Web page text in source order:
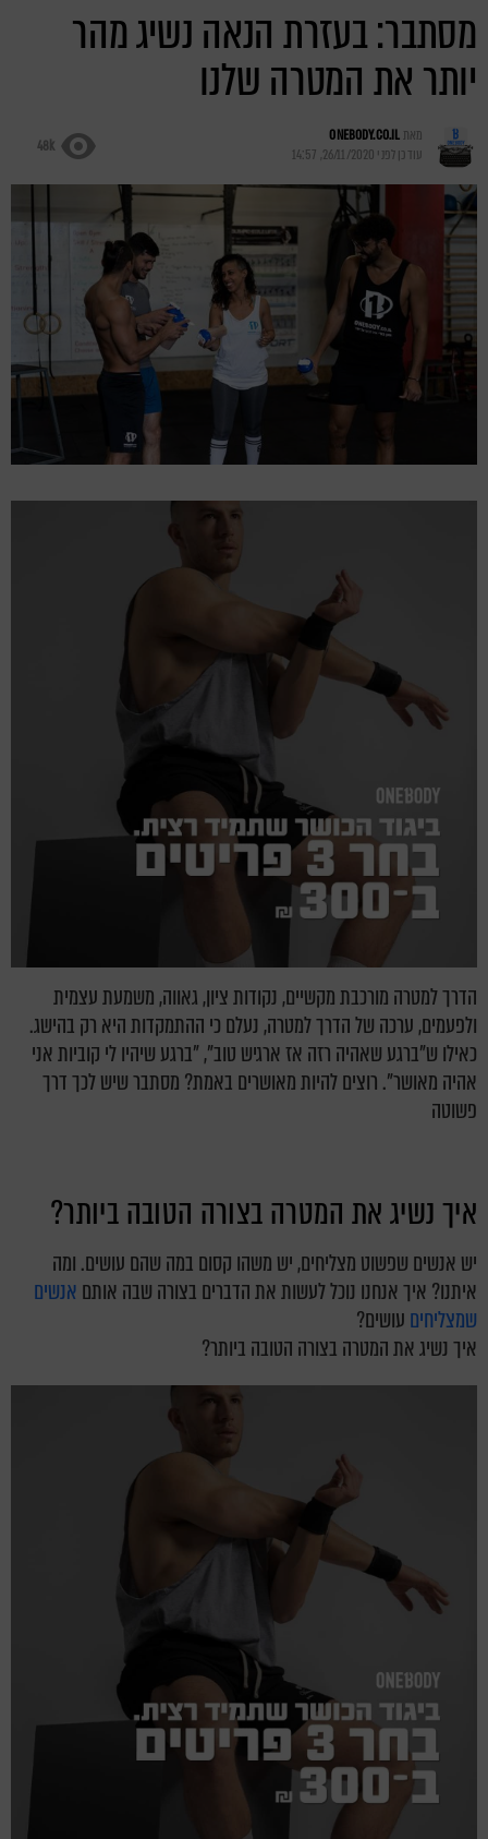
מסתבר: בעזרת הנאה נשיג מהר
יותר את המטרה שלנו
מאתONEBODY.CO.IL
עודכן לפני 26/11/2020, 14:57
48k
הדרך למטרה מורכבת מקשיים, נקודות ציון, גאווה, משמעת עצמית
ולפעמים, ערכה של הדרך למטרה, נעלם כי ההתמקדות היא רק בהישג.
כאילו ש"ברגע שאהיה רזה אז ארגיש טוב", "ברגע שיהיו לי קוביות אני
אהיה מאושר". רוצים להיות מאושרים באמת? מסתבר שיש לכך דרך
פשוטה
איך נשיג את המטרה בצורה הטובה ביותר?
יש אנשים שפשוט מצליחים, יש משהו קסום במה שהם עושים. ומה
איתנו? איך אנחנו נוכל לעשות את הדברים בצורה שבה אותם אנשים
שמצליחים עושים?
איך נשיג את המטרה בצורה הטובה ביותר?